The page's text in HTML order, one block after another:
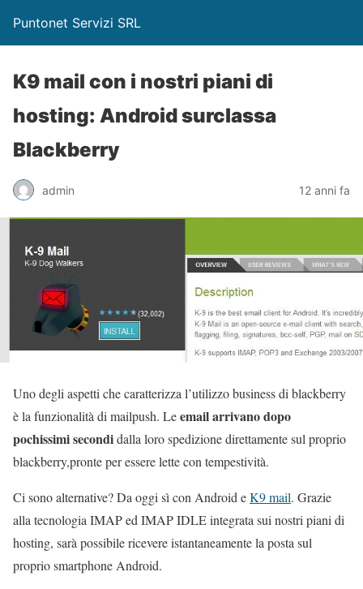
Puntonet Servizi SRL
K9 mail con i nostri piani di
hosting: Android surclassa
Blackberry
admin 12 anni fa
Uno degli aspetti che caratterizza l’utilizzo business di blackberry
è la funzionalità di mailpush. Leemail arrivano dopo
pochissimi secondidalla loro spedizione direttamente sul proprio
blackberry,pronte per essere lette con tempestività.
Ci sono alternative? Da oggi sì con Android eK9 mail. Grazie
alla tecnologia IMAP ed IMAP IDLE integrata sui nostri piani di
hosting, sarà possibile ricevere istantaneamente la posta sul
proprio smartphone Android.